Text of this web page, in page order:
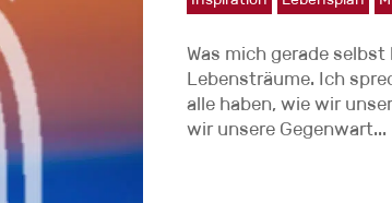
Was mich gerade
Lebensträume. Ich
alle haben, wie wir
wir unsere Gegenwart...